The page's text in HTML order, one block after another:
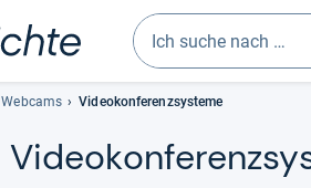
Geben
Sie
drei
Zeichen
Webcams Videokonferenzsysteme